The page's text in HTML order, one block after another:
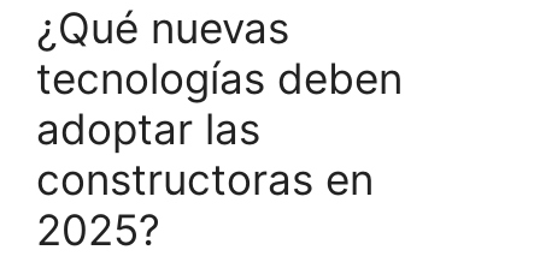
¿Qué nuevas
tecnologías deben
adoptar las
constructoras en
2025?